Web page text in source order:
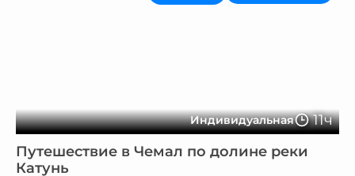
Индивидуальная 11ч
Путешествие в Чемал по долине реки
Катунь